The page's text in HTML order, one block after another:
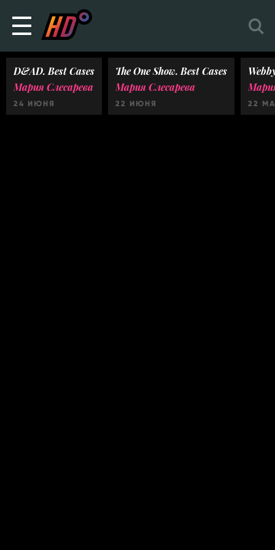
D&AD. Best Cases
Мария Слесарева
24 ИЮНЯ
The One Show. Best Cases
Мария Слесарева
22 ИЮНЯ 22